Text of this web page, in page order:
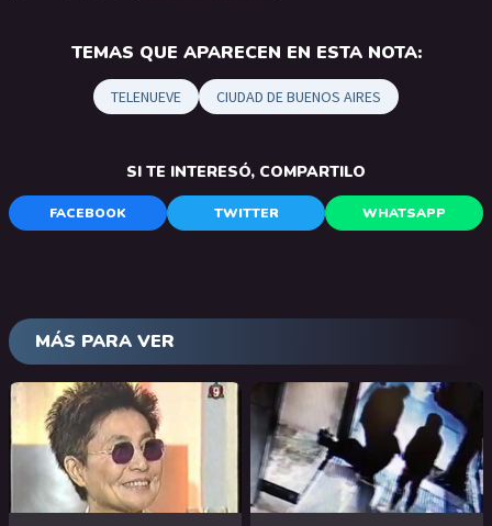
TEMAS QUE APARECEN EN ESTA NOTA:
TELENUEVE CIUDAD DE BUENOS AIRES
SI TE INTERESÓ, COMPARTILO
FACEBOOK TWITTER WHATSAPP
MÁS PARA VER